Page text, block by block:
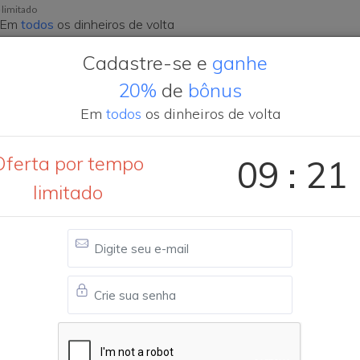
limitado
Em todos os dinheiros de volta
Indique e ganhe Cashback solidário
Mercado Pago Point
— Cashback Mercado Pago Point
de desconto para Mercado Pago Point!
oferta. As compras com outros cupons terão o cashback
Cadastre-se e ganhe
20% de bônus
Em todos os dinheiros de volta
por tempo
limitado
09 : 20